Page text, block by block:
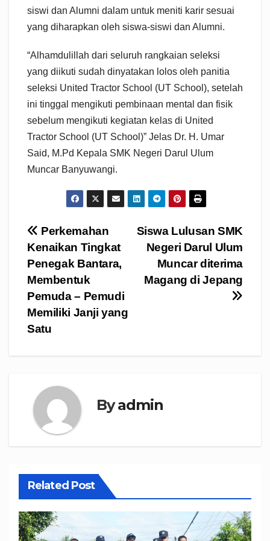
siswi dan Alumni dalam untuk meniti karir sesuai
yang diharapkan oleh siswa-siswi dan Alumni.
“Alhamdulillah dari seluruh rangkaian seleksi
yang diikuti sudah dinyatakan lolos oleh panitia
seleksi United Tractor School (UT School), setelah
ini tinggal mengikuti pembinaan mental dan fisik
sebelum mengikuti kegiatan kelas di United
Tractor School (UT School)” Jelas Dr. H. Umar
Said, M.Pd Kepala SMK Negeri Darul Ulum
Muncar Banyuwangi.
Navigasi
pos
Siswa Lulusan SMK
Negeri Darul Ulum
Muncar diterima
Magang di Jepang
Perkemahan
Kenaikan Tingkat
Penegak Bantara,
Membentuk
Pemuda – Pemudi
Memiliki Janji yang
Satu
Byadmin
Related Post